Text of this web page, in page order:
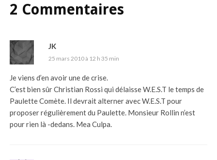
2 Commentaires
JK
25 mars 2010 à 12 h 35 min
Je viens d’en avoir une de crise.
C’est bien sûr Christian Rossi qui délaisse W.E.S.T le temps de
Paulette Comète. Il devrait alterner avec W.E.S.T pour
proposer régulièrement du Paulette. Monsieur Rollin n’est
pour rien là -dedans. Mea Culpa.